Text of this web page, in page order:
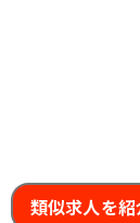
類似求人を